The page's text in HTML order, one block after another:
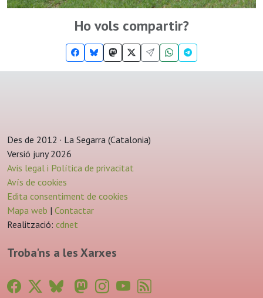
Ho vols compartir?
Des de 2012 · La Segarra (Catalonia)
Versió juny 2026
Avis legal i Política de privacitat
Avís de cookies
Edita consentiment de cookies
Mapa web | Contactar
Realització: cdnet
Troba'ns a les Xarxes